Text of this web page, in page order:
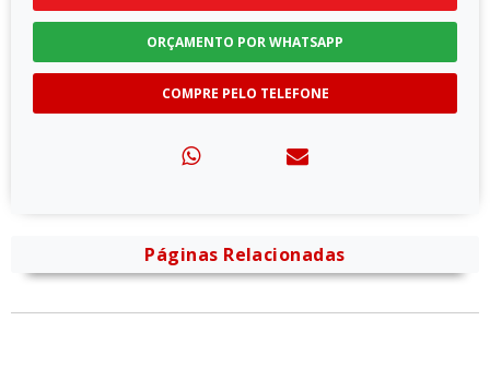
ORÇAMENTO POR WHATSAPP
COMPRE PELO TELEFONE
Páginas Relacionadas